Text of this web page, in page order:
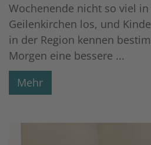
Wochenende nicht so viel
Geilenkirchen los, und
in der Region kennen
Morgen eine bessere ...
Mehr